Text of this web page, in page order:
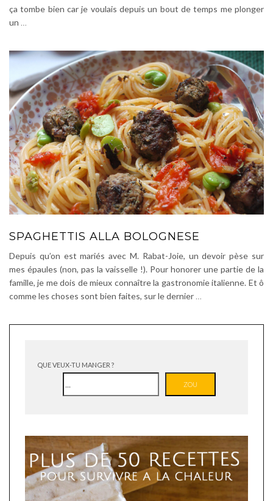
ça tombe bien car je voulais depuis un bout de temps me plonger
un …
SPAGHETTIS ALLA BOLOGNESE
Depuis qu’on est mariés avec M. Rabat-Joie, un devoir pèse sur
mes épaules (non, pas la vaisselle !). Pour honorer une partie de la
famille, je me dois de mieux connaître la gastronomie italienne. Et ô
comme les choses sont bien faites, sur le dernier …
QUE VEUX-TU MANGER ?
ZOU